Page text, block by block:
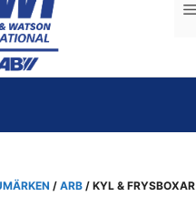
/ ARB / KYL & FRYSBOXAR